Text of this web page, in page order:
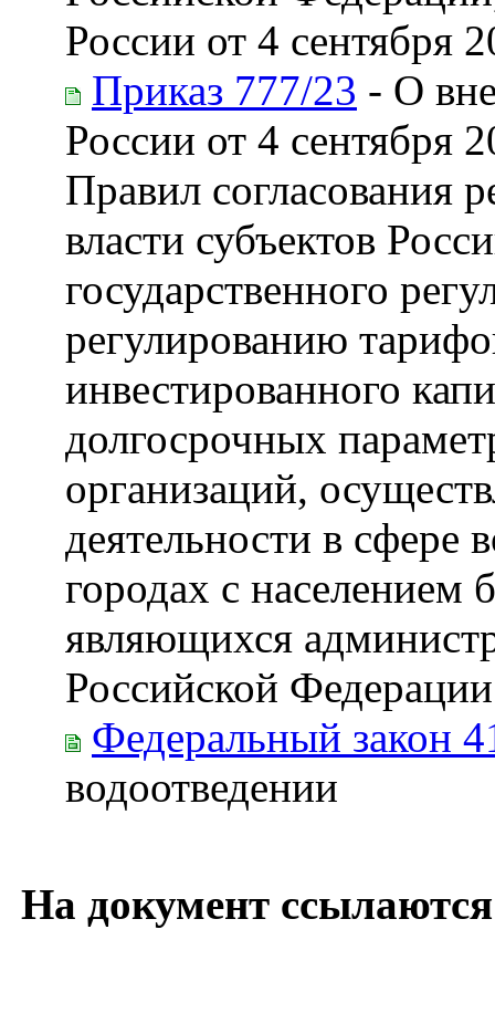
России от 4 сентября
Приказ 777/23 - О
России от 4 сентября
Правил согласования
власти субъектов
государственного
регулированию
инвестированного
долгосрочных
организаций,
деятельности в сфере
городах с населением
являющихся
Российской
Федеральный закон
водоотведении
На документ